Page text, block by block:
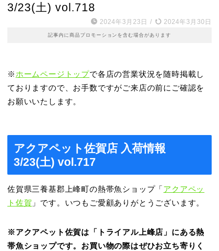
3/23(土) vol.718
2024年3月23日 / 2024年3月30日
記事内に商品プロモーションを含む場合があります
※ ホームページトップで各店の営業状況を随時掲載し
ておりますので、お手数ですがご来店の前にご確認を
お願いいたします。
アクアペット佐賀店 入荷情報
3/23(土) vol.717
佐賀県三養基郡上峰町の熱帯魚ショップ「 アクアペッ
ト佐賀 」です。いつもご愛顧ありがとうございます。
※アクアペット佐賀は「トライアル上峰店」にある熱
帯魚ショップです。お買い物の際はぜひお立ち寄りく